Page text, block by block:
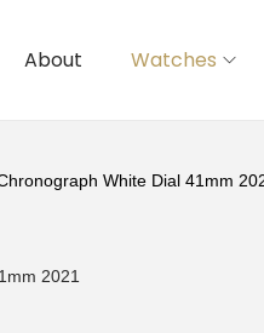
About Watches
White Dial 41mm